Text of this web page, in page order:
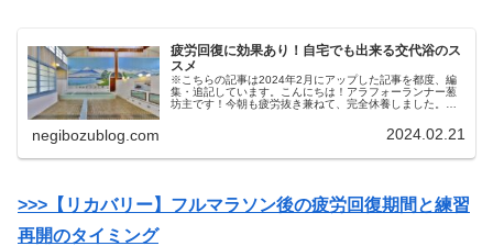
疲労回復に効果あり！自宅でも出来る交代浴のス
スメ
※こちらの記事は2024年2月にアップした記事を都度、編
集・追記しています。こんにちは！アラフォーランナー葱
坊主です！今朝も疲労抜き兼ねて、完全休養しました。昨
negibozublog.com 2024.02.21
>>>【リカバリー】フルマラソン後の疲労回復期間と練習
再開のタイミング